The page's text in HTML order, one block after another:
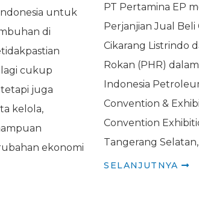
untuk
di
cukup
tetapi juga
kelola,
ekonomi
PT Pertamina EP
Perjanjian Jual Beli
Cikarang Listrindo
Rokan (PHR)
Indonesia
Convention &
Convention
Tangerang
SELANJUTNYA